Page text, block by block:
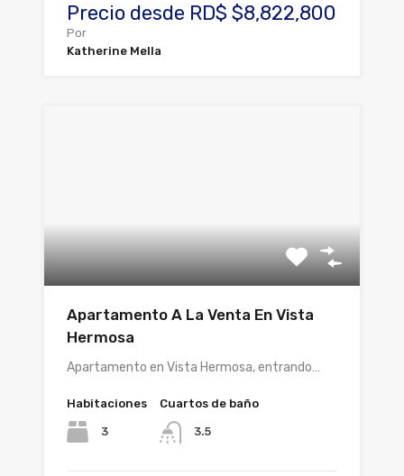
Precio desde RD$ $8,822,800
Por
Katherine Mella
Apartamento A La Venta En Vista
Hermosa
Apartamento en Vista Hermosa, entrando…
Habitaciones
3
Cuartos de baño
3.5